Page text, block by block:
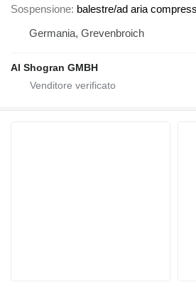
Sospensione balestre/ad aria
Germania, Grevenbroich
Al Shogran GMBH